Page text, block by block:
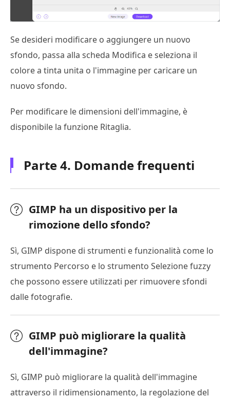
Se desideri modificare o aggiungere un nuovo
sfondo, passa alla scheda Modifica e seleziona il
colore a tinta unita o l'immagine per caricare un
nuovo sfondo.
Per modificare le dimensioni dell'immagine, è
disponibile la funzione Ritaglia.
Parte 4. Domande frequenti
GIMP ha un dispositivo per la
rimozione dello sfondo?
Sì, GIMP dispone di strumenti e funzionalità come lo
strumento Percorso e lo strumento Selezione fuzzy
che possono essere utilizzati per rimuovere sfondi
dalle fotografie.
GIMP può migliorare la qualità
dell'immagine?
Sì, GIMP può migliorare la qualità dell'immagine
attraverso il ridimensionamento, la regolazione del